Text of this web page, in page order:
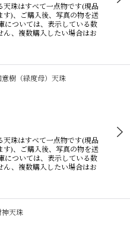
珠はすべて一点物です(現品
す)、ご購入後、写真の物を送
については、表示している数
ん、複数購入したい場合はお
樹（緑度母）天珠
珠はすべて一点物です(現品
す)、ご購入後、写真の物を送
については、表示している数
ん、複数購入したい場合はお
神天珠